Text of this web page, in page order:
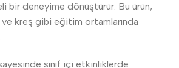
bir deneyime dönüştürür. Bu ürün,
kreş gibi eğitim ortamlarında
sınıf içi etkinliklerde